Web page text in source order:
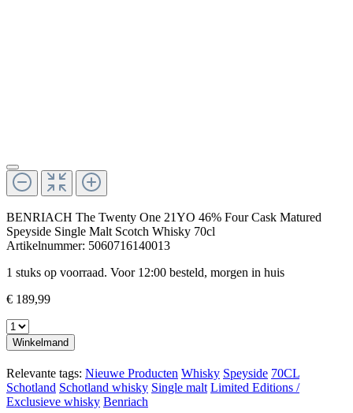
BENRIACH The Twenty One 21YO 46% Four Cask Matured
Speyside Single Malt Scotch Whisky 70cl
Artikelnummer: 5060716140013
1 stuks op voorraad. Voor 12:00 besteld, morgen in huis
€ 189,99
Winkelmand
Relevante tags: Nieuwe Producten Whisky Speyside 70CL
Schotland Schotland whisky Single malt Limited Editions /
Exclusieve whisky Benriach